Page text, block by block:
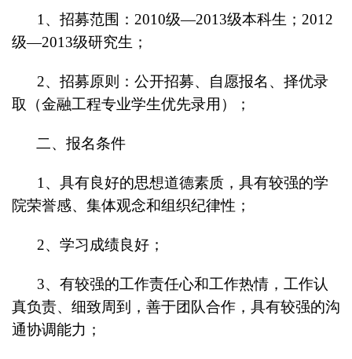
1 、招募范围：2010级—2013级本科生；2012
级—2013级研究生；
2、招募原则：公开招募、自愿报名、择优录
取（金融工程专业学生优先录用）；
二、报名条件
1 、具有良好的思想道德素质，具有较强的学
院荣誉感、集体观念和组织纪律性；
2、学习成绩良好；
3、有较强的工作责任心和工作热情，工作认
真负责、细致周到，善于团队合作，具有较强的沟
通协调能力；